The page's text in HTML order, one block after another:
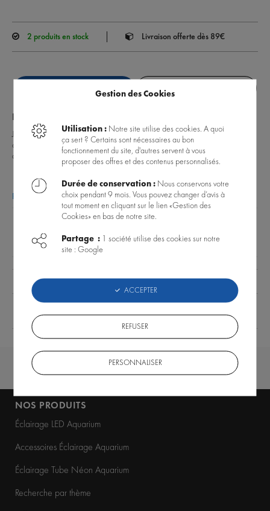
Gestion des Cookies
Utilisation : Notre site utilise des cookies. A quoi
ça sert ? Certains sont nécessaires au bon
fonctionnement du site, d'autres servent à vous
proposer des offres et des contenus personnalisés.
Durée de conservation : Nous conservons votre
choix pendant 9 mois. Vous pouvez changer d’avis à
tout moment en cliquant sur le lien «Gestion des
Cookies» en bas de notre site.
Partage : 1 société utilise des cookies sur notre
site : Google
ACCEPTER
REFUSER
PERSONNALISER
2 produits en stock Livraison offerte dès 89€
COMMANDER
Jeu de volets de remplacement pour aquarium JUWEL LIDO 120, avec
ouvertures pour distributeur de nourriture et filtre JUWEL. Le produit contient
deux éléments à placer sur votre aquarium.
Poser une question sur ce produit
DONNÉES TECHNIQUES
Type de produit Couvercle/Volet
Modèle
d'aquarium
NOS PRODUITS
Éclairage LED Aquarium
Accessoires Éclairage Aquarium
Éclairage Tube Néon Aquarium
Recherche par thème